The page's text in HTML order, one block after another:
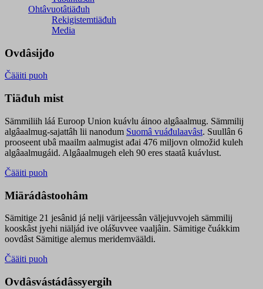
Ohtâvuotâtiäđuh
Rekigistemtiäđuh
Media
Ovdâsijđo
Čääiti puoh
Tiäđuh mist
Sämmiliih láá Euroop Union kuávlu áinoo algâaalmug. Sämmilij
algâaalmug-sajattâh lii nanodum Suomâ vuáđulaavâst. Suullân 6
prooseent ubâ maailm aalmugist ađai 476 miljovn olmožid kuleh
algâaalmugáid. Algâaalmugeh eleh 90 eres staatâ kuávlust.
Čääiti puoh
Miärádâstoohâm
Sämitige 21 jesânid já nelji värijeessân väljejuvvojeh sämmilij
kooskâst jyehi niäljád ive olášuvvee vaaljâin. Sämitige čuákkim
oovdâst Sämitige alemus meridemvääldi.
Čääiti puoh
Ovdâsvástádâssyergih